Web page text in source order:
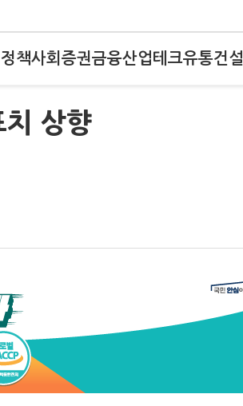
정책사회 증권금융산업테크유통건설
치 상향